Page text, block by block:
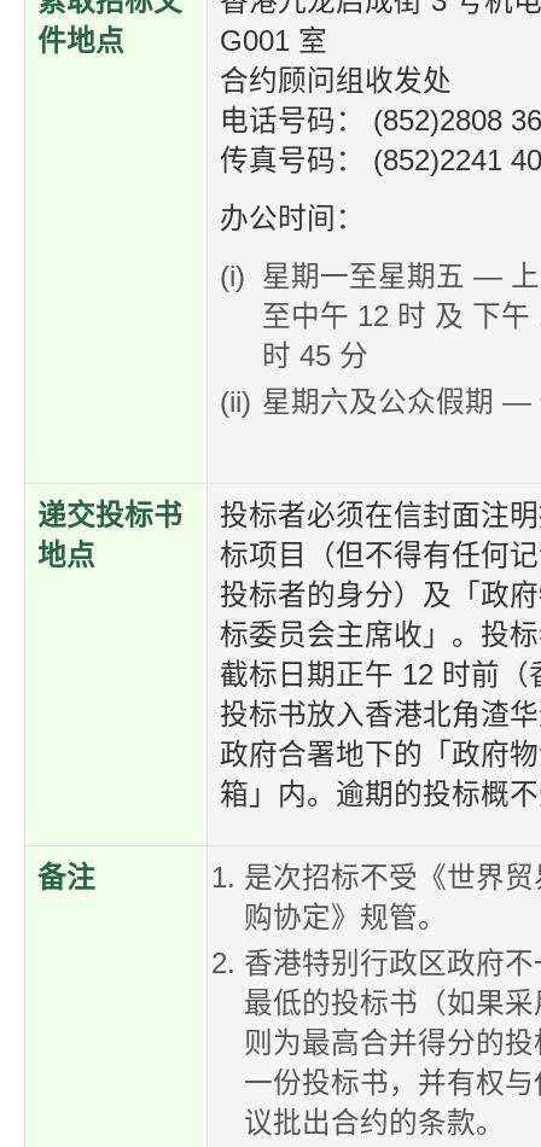
件地点
G001 室
合约顾问组收发处
电话号码： (852)2808
传真号码： (852)2241
办公时间：
星期一至星期五 —
至中午 12 时 及 下午
时 45 分
星期六及公众假期 —
递交投标书
地点
投标者必须在信封面注
标项目（但不得有任何
投标者的身分）及「政
标委员会主席收」。投
截标日期正午 12 时前（
投标书放入香港北角渣
政府合署地下的「政府
箱」内。逾期的投标概
备注
是次招标不受《世界
购协定》规管。
香港特别行政区政府
最低的投标书（如果
则为最高合并得分的
一份投标书，并有权
议批出合约的条款。